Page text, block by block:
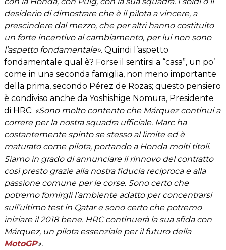
desiderio di dimostrare che è il pilota a vincere, a
prescindere dal mezzo, che per altri hanno costituito
un forte incentivo al cambiamento, per lui non sono
l’aspetto fondamentale». Quindi l’aspetto
fondamentale qual è? Forse il sentirsi a “casa”, un po’
come in una seconda famiglia, non meno importante
della prima, secondo Pérez de Rozas; questo pensiero
è condiviso anche da Yoshishige Nomura, Presidente
di HRC: «Sono molto contento che Márquez continui a
correre per la nostra squadra ufficiale. Marc ha
costantemente spinto se stesso al limite ed è
maturato come pilota, portando a Honda molti titoli.
Siamo in grado di annunciare il rinnovo del contratto
così presto grazie alla nostra fiducia reciproca e alla
passione comune per le corse. Sono certo che
potremo fornirgli l’ambiente adatto per concentrarsi
sull’ultimo test in Qatar e sono certo che potremo
iniziare il 2018 bene. HRC continuerà la sua sfida con
Márquez, un pilota essenziale per il futuro della
MotoGP».